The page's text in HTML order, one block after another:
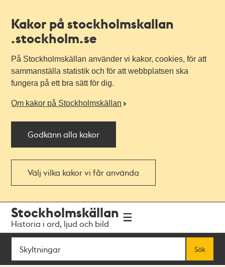
Kakor på stockholmskallan
.stockholm.se
På Stockholmskällan använder vi kakor, cookies, för att
sammanställa statistik och för att webbplatsen ska
fungera på ett bra sätt för dig.
Om kakor på Stockholmskällan
Godkänn alla kakor
Välj vilka kakor vi får använda
navigationen
huvudinnehållet
Stockholmskällan
Historia i ord, ljud och bild
Sök
Sök